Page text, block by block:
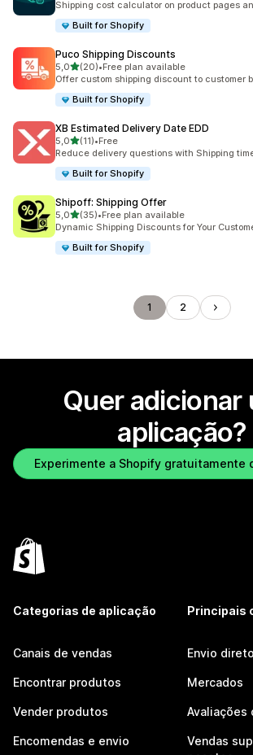
Shipping cost calculator on product pages
Built for Shopify
Puco Shipping Discounts
5,0de 5 estrelas
(20)
20 total de avaliações
•Free plan available
Offer custom shipping discount to customer
Built for Shopify
XB Estimated Delivery Date EDD
5,0de 5 estrelas
(11)
11 total de avaliações
•Free
Reduce delivery questions with Shipping
Built for Shopify
Shipoff: Shipping Offer
5,0de 5 estrelas
(35)
35 total de avaliações
•Free plan available
Dynamic Shipping Discounts for Your
Built for Shopify
1 2
Quer adicionar
aplicação?
Experimente a Shopify gratuitamente
Categorias de aplicação
Canais de vendas
Encontrar produtos
Vender produtos
Encomendas e envio
Principais
Envio direto
Mercados
Avaliações
Vendas